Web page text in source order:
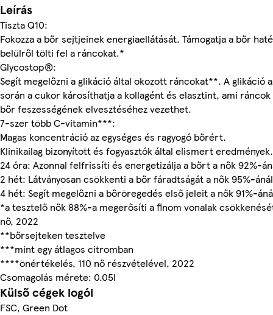
Leírás
Tiszta Q10:
Fokozza a bőr sejtjeinek energiaellátását. Támogatja a bőr
belülről tölti fel a ráncokat.*
Glycostop®:
Segít megelőzni a glikáció által okozott ráncokat**. A glikáció
során a cukor károsíthatja a kollagént és elasztint, ami ráncok
bőr feszességének elvesztéséhez vezethet.
7-szer több C-vitamin***:
Magas koncentráció az egységes és ragyogó bőrért.
Klinikailag bizonyított és fogyasztók által elismert eredmények.
24 óra: Azonnal felfrissíti és energetizálja a bőrt a nők 92%-
2 hét: Látványosan csökkenti a bőr fáradtságát a nők 95%-
4 hét: Segít megelőzni a bőröregedés első jeleit a nők 91%-
*a tesztelő nők 88%-a megerősíti a finom vonalak
nő, 2022
**bőrsejteken tesztelve
***mint egy átlagos citromban
****önértékelés, 110 nő részvételével, 2022
Csomagolás mérete: 0.05l
Külső cégek logói
FSC, Green Dot